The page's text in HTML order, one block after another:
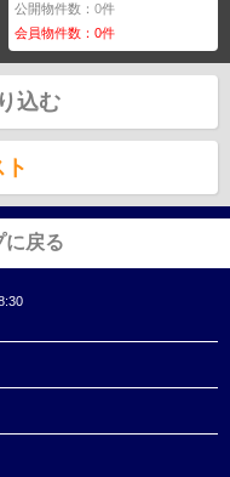
公開物件数：0件
会員物件数：0件
込む
に戻る